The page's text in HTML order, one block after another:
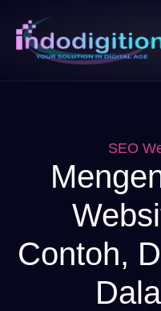
SEO
Contoh,